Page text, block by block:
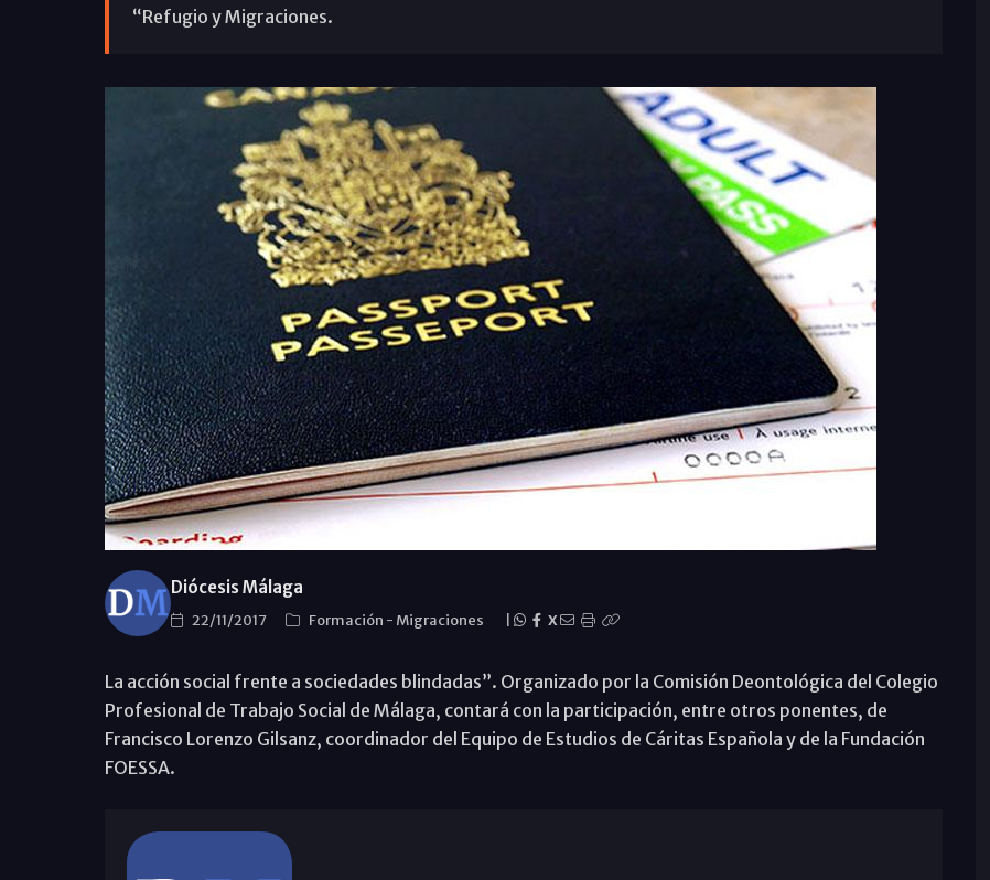
“Refugio y Migraciones.
Diócesis Málaga
22/11/2017 Formación - Migraciones X
La acción social frente a sociedades blindadas”. Organizado por la Comisión Deontológica del Colegio
Profesional de Trabajo Social de Málaga, contará con la participación, entre otros ponentes, de
Francisco Lorenzo Gilsanz, coordinador del Equipo de Estudios de Cáritas Española y de la Fundación
FOESSA.